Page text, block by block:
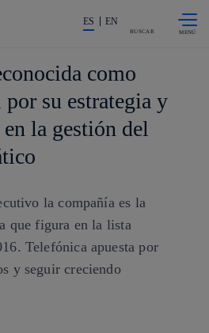
La acción en accionistas e
ES EN
BUSCAR
como
su estrategia y
la gestión del
la compañía es la
que figura en la lista
Telefónica apuesta por
y seguir creciendo